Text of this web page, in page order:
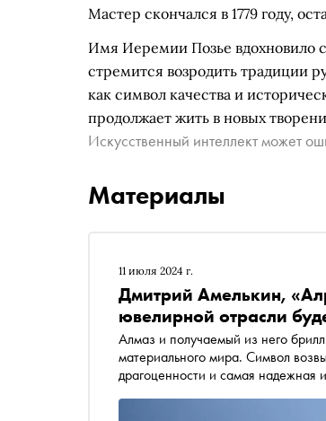
Мастер скончался в 1779 году,
Имя Иеремии Позье вдохновило
стремится возродить традиции
как символ качества и
продолжает жить в новых
Искусственный интеллект может
Материалы
11 июля 2024 г.
Дмитрий Амелькин,
ювелирной отрасли
Алмаз и получаемый из него
материального мира. Символ
драгоценности и самая надежная